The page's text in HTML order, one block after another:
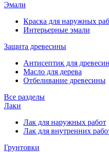
Эмали
Краска для наружных
Интерьерные эмали
Защита древесины
Антисептик для
Масло для дерева
Отбеливание древесины
Все разделы
Лаки
Лак для наружных работ
Лак для внутренних
Грунтовки